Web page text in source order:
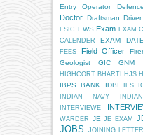
Entry Operator
Defence
Doctor Draftsman Driver
ESIC EWS Exam EXAM
CALENDER
EXAM DATE
FEES
Field Officer
Geologist GIC GNM
HIGHCORT BHARTI HJS
IBPS BANK
IDBI IFS
INDIAN NAVY
INTERVIEWE
WARDER JE JE EXAM
JOBS JOINING LETTER